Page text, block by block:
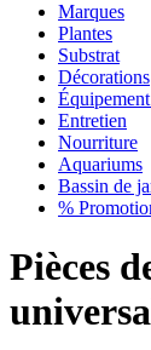
Marques
Plantes
Substrat
Décorations
Entretien
Nourriture
Aquariums
Bassin de
%
Pièces